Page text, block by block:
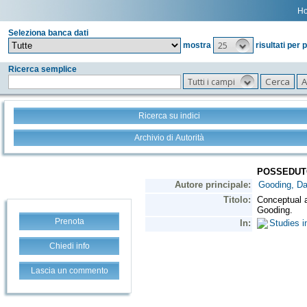
Seleziona banca dati
mostra
25 risultati per
Ricerca semplice
Tutti i campi
Ricerca su indici
Archivio di Autorità
Prenota
Chiedi info
Lascia un commento